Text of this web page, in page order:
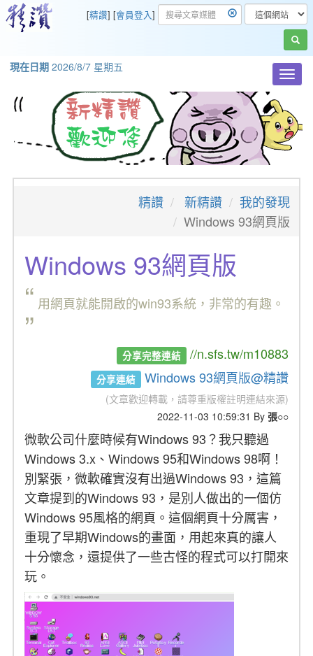
[精讚] [會員登入]
現在日期 2026/8/7 星期五
精讚 新精讚
我的發現
Windows 93網頁版
Windows 93網頁版
“ 用網頁就能開啟的win93系統，非常的有趣。
”
分享完整連結 //n.sfs.tw/m10883
分享連結 Windows 93網頁版@精讚
(文章歡迎轉載，請尊重版權註明連結來源)
2022-11-03 10:59:31 By 張○○
微軟公司什麼時候有Windows 93？我只聽過
Windows 3.x、Windows 95和Windows 98啊！
別緊張，微軟確實沒有出過Windows 93，這篇
文章提到的Windows 93，是別人做出的一個仿
Windows 95風格的網頁。這個網頁十分厲害，
重現了早期Windows的畫面，用起來真的讓人
十分懷念，還提供了一些古怪的程式可以打開來
玩。